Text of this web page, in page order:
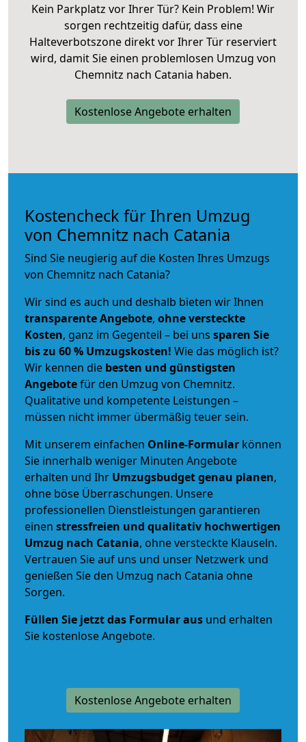
Kein Parkplatz vor Ihrer Tür? Kein Problem! Wir
sorgen rechtzeitig dafür, dass eine
Halteverbotszone direkt vor Ihrer Tür reserviert
wird, damit Sie einen problemlosen Umzug von
Chemnitz nach Catania haben.
Kostenlose Angebote erhalten
Kostencheck für Ihren Umzug
von Chemnitz nach Catania
Sind Sie neugierig auf die Kosten Ihres Umzugs
von Chemnitz nach Catania?
Wir sind es auch und deshalb bieten wir Ihnen
transparente Angebote, ohne versteckte
Kosten, ganz im Gegenteil – bei uns sparen Sie
bis zu 60 % Umzugskosten! Wie das möglich ist?
Wir kennen die besten und günstigsten
Angebotefür den Umzug von Chemnitz.
Qualitative und kompetente Leistungen –
müssen nicht immer übermäßig teuer sein.
Mit unserem einfachen Online-Formular können
Sie innerhalb weniger Minuten Angebote
erhalten und Ihr Umzugsbudgetgenau planen,
ohne böse Überraschungen. Unsere
professionellen Dienstleistungen garantieren
einen stressfreien und qualitativ hochwertigen
Umzug nach Catania, ohne versteckte Klauseln.
Vertrauen Sie auf uns und unser Netzwerk und
genießen Sie den Umzug nach Catania ohne
Sorgen.
Füllen Sie jetzt das Formular aus und erhalten
Sie kostenlose Angebote.
Kostenlose Angebote erhalten